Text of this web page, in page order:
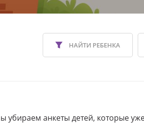
НАЙТИ РЕБЕНКА
убираем анкеты детей, которые